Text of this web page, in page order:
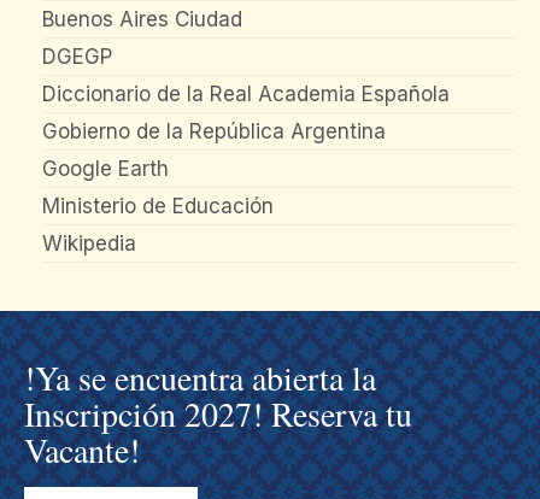
Buenos Aires Ciudad
DGEGP
Diccionario de la Real Academia Española
Gobierno de la República Argentina
Google Earth
Ministerio de Educación
Wikipedia
!Ya se encuentra abierta la
Inscripción 2027! Reserva tu
Vacante!